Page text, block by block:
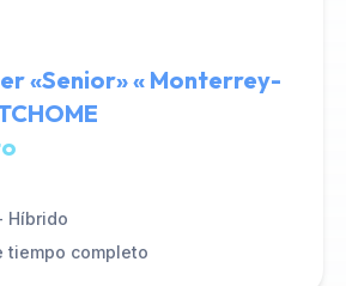
«Senior» « Monterrey-
Híbrido
tiempo completo